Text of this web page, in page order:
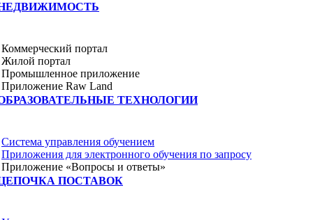
Коммерческий портал
Жилой портал
Промышленное приложение
Приложение Raw Land
ТЕХНОЛОГИИ
Система управления обучением
Приложения для электронного обучения по запросу
Приложение «Вопросы и ответы»
ПОСТАВОК